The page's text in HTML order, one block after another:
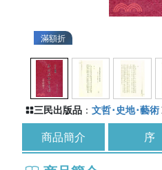
滿額折
三民出版品 ： 文哲･史地･藝術
商品簡介 序